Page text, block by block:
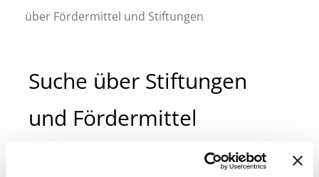
über Fördermittel und Stiftungen
Suche über Stiftungen
und Fördermittel
Sie suchen finanzielle Unterstützung für ein